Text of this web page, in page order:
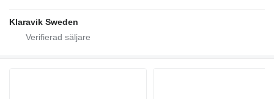
Klaravik Sweden